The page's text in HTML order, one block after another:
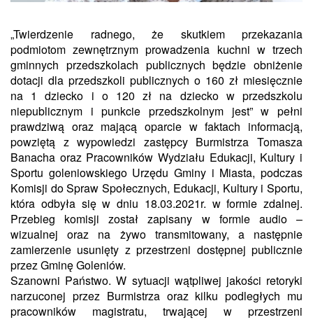
„Twierdzenie radnego, że skutkiem przekazania
podmiotomzewnętrznym prowadzenia kuchni w trzech
gminnych przedszkolach publicznych będzie obniżenie
dotacji dla przedszkoli publicznych o 160 zł miesięcznie
na 1 dziecko i o 120 zł na dziecko w przedszkolu
niepublicznym i punkcie przedszkolnym jest” w pełni
prawdziwą oraz mającą oparcie w faktach informacją,
powziętą z wypowiedzi zastępcy Burmistrza Tomasza
Banacha oraz Pracowników Wydziału Edukacji, Kultury i
Sportu goleniowskiego Urzędu Gminy i Miasta, podczas
Komisji do Spraw Społecznych, Edukacji, Kultury i Sportu,
która odbyła się w dniu 18.03.2021r. wformie zdalnej.
Przebieg komisji został zapisany w formie audio –
wizualnej oraz na żywo transmitowany, a następnie
zamierzenie usunięty z przestrzeni dostępnej publicznie
przez Gminę Goleniów.
Szanowni Państwo. W sytuacji wątpliwej jakości retoryki
narzuconej przez Burmistrza oraz kilku podległych mu
pracowników magistratu, trwającej w przestrzeni